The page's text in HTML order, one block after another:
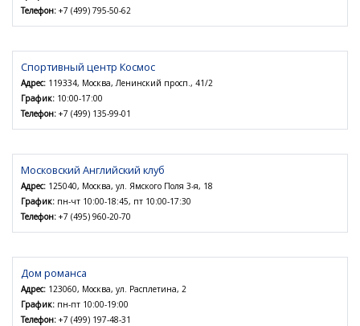
Телефон: +7 (499) 795-50-62
Спортивный центр Космос
Адрес: 119334, Москва, Ленинский просп., 41/2
График: 10:00-17:00
Телефон: +7 (499) 135-99-01
Московский Английский клуб
Адрес: 125040, Москва, ул. Ямского Поля 3-я, 18
График: пн-чт 10:00-18:45, пт 10:00-17:30
Телефон: +7 (495) 960-20-70
Дом романса
Адрес: 123060, Москва, ул. Расплетина, 2
График: пн-пт 10:00-19:00
Телефон: +7 (499) 197-48-31